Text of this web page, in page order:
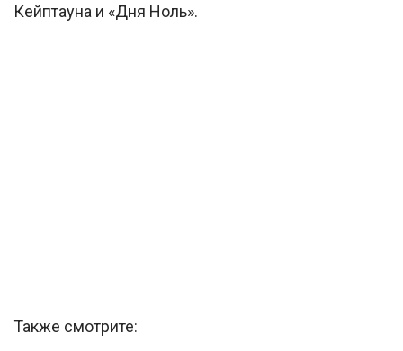
Кейптауна и «Дня Ноль».
Также смотрите: